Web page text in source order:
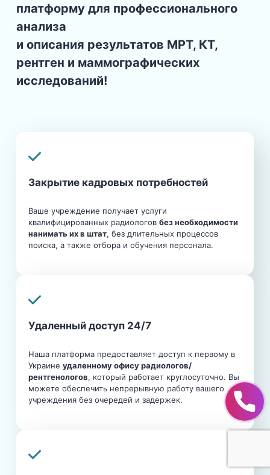
платформу для профессионального
анализа
и описания результатов МРТ, КТ,
рентген и маммографических
исследований!
Закрытие кадровых потребностей
Ваше учреждение получает услуги
квалифицированных радиологов без необходимости
нанимать их в штат, без длительных процессов
поиска, а также отбора и обучения персонала.
Удаленный доступ 24/7
Наша платформа предоставляет доступ к первому в
Украине удаленному офису радиологов/
рентгенологов, который работает круглосуточно. Вы
можете обеспечить непрерывную работу вашего
учреждения без очередей и задержек.